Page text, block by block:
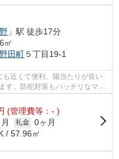
」駅 徒歩17分
㎡
野田町５丁目19-1
近くて便利。陽当たりが良い
。防犯対策もバッチリなマン
(管理費等：- )
礼金 0ヶ月
/ 57.96㎡